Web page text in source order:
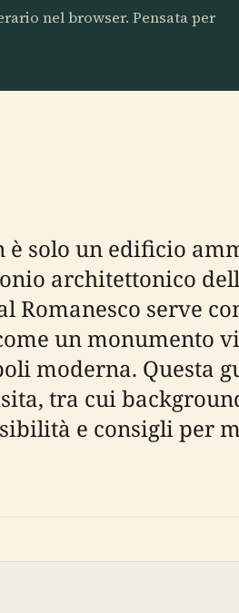
nel browser. Pensata per
è solo un edificio
architettonico
Romanesco serve
un
moderna. Questa
tra cui
e consigli per